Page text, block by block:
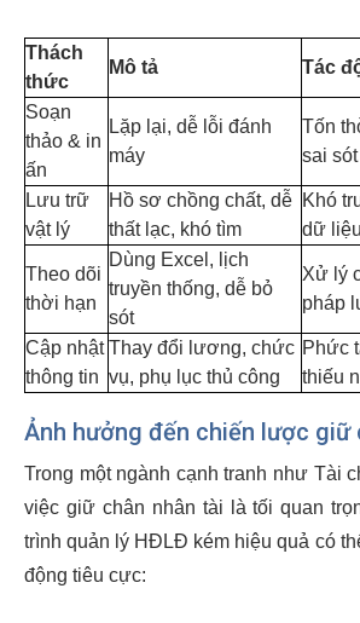
Thách
thức
Mô tả Tác
Soạn
thảo & in
ấn
Lặp lại, dễ lỗi đánh
máy
Tốn
sai sót
Lưu trữ
vật lý
Hồ sơ chồng chất, dễ
thất lạc, khó tìm
Khó
dữ
Theo dõi
thời hạn
Dùng Excel, lịch
truyền thống, dễ bỏ
sót
Xử lý
pháp
Cập nhật
thông tin
Thay đổi lương, chức
vụ, phụ lục thủ công
Phức
thiếu
Ảnh hưởng đến chiến lược giữ
Trong một ngành cạnh tranh như Tài
việc giữ chân nhân tài là tối quan
trình quản lý HĐLĐ kém hiệu quả có
động tiêu cực: